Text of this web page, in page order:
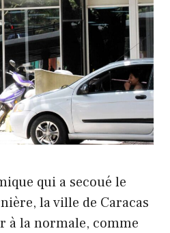
qui a secoué le
la ville de Caracas
à la normale, comme